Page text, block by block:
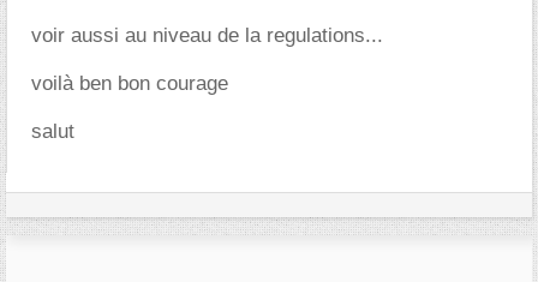
voir aussi au niveau de la regulations...
voilà ben bon courage
salut